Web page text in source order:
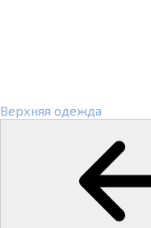
Верхняя одежда